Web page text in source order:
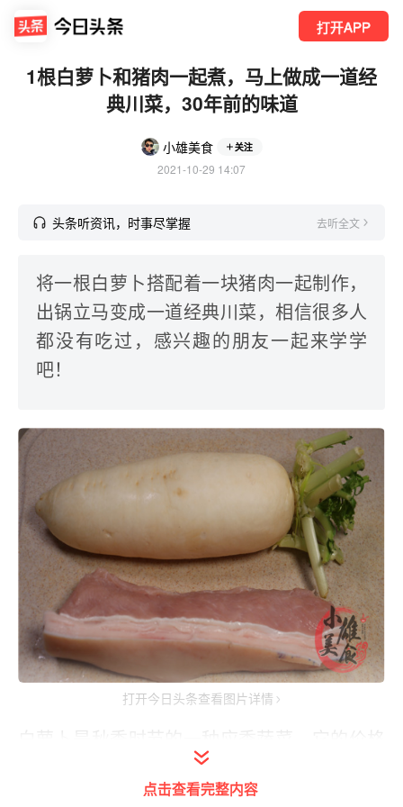
打开APP
1根白萝卜和猪肉一起煮，马上做成一道经
典川菜，30年前的味道
小雄美食 关注
2021-10-29 14:07
头条听资讯，时事尽掌握 去听全文
将一根白萝卜搭配着一块猪肉一起制作，
出锅立马变成一道经典川菜，相信很多人
都没有吃过，感兴趣的朋友一起来学学
吧！
打开今日头条查看图片详情
便宜实惠，几块钱就能买上一大根。且其营养
价值高，富含纤维素、维生素C、锌元素、木
点击查看完整内容